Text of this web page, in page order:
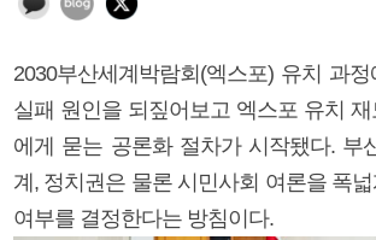
2030부산세계박람회(엑스포) 유치 과
실패 원인을 되짚어보고 엑스포 유치
에게 묻는 공론화 절차가 시작됐다. 부
계, 정치권은 물론 시민사회 여론을 폭
여부를 결정한다는 방침이다.